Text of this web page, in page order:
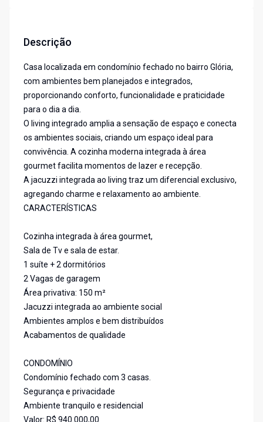
Descrição
Casa localizada em condomínio fechado no bairro Glória,
com ambientes bem planejados e integrados,
proporcionando conforto, funcionalidade e praticidade
para o dia a dia.
O living integrado amplia a sensação de espaço e conecta
os ambientes sociais, criando um espaço ideal para
convivência. A cozinha moderna integrada à área
gourmet facilita momentos de lazer e recepção.
A jacuzzi integrada ao living traz um diferencial exclusivo,
agregando charme e relaxamento ao ambiente.
CARACTERÍSTICAS
Cozinha integrada à área gourmet,
Sala de Tv e sala de estar.
1 suíte + 2 dormitórios
2 Vagas de garagem
Área privativa: 150 m²
Jacuzzi integrada ao ambiente social
Ambientes amplos e bem distribuídos
Acabamentos de qualidade
CONDOMÍNIO
Condomínio fechado com 3 casas.
Segurança e privacidade
Ambiente tranquilo e residencial
Valor: R$ 940.000,00